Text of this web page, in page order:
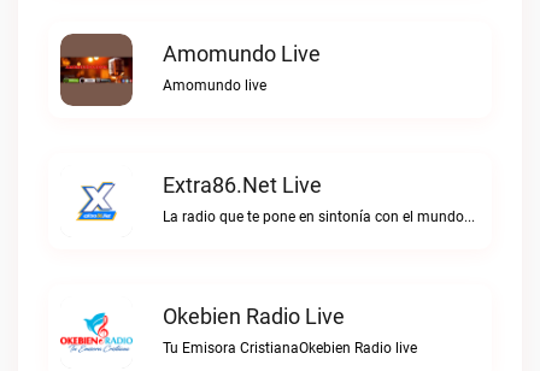
Amomundo Live
Amomundo live
Extra86.net Live
La radio que te pone en sintonía con el mundoExtra86.net live
Okebien Radio Live
Tu Emisora CristianaOkebien Radio live